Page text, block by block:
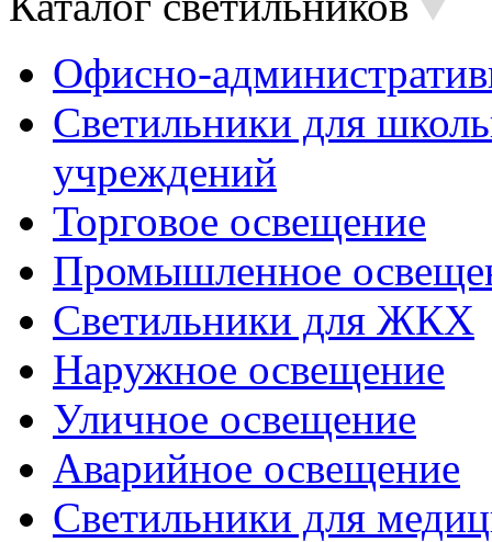
Офисно-
Светильники для
учреждений
Торговое освещение
Промышленное
Светильники для ЖКХ
Наружное освещение
Уличное освещение
Аварийное освещение
Светильники для